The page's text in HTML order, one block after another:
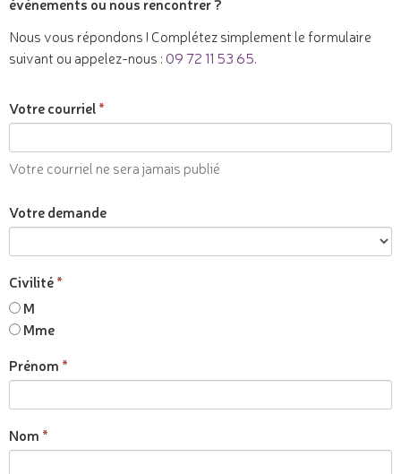
Nous vous répondons ! Complétez simplement le formulaire
suivant ou appelez-nous : 09 72 11 53 65.
Votre courriel
Votre courriel ne sera jamais publié
Votre demande
Civilité
M
Mme
Prénom
Nom